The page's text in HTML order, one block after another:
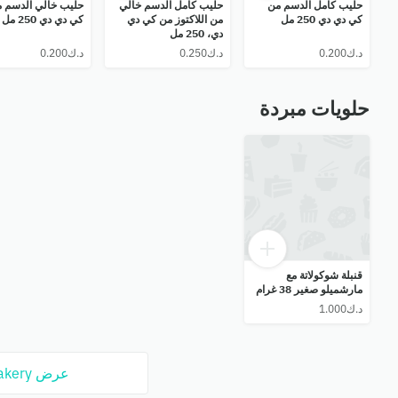
حليب كامل الدسم من
كي دي دي 250 مل
حليب كامل الدسم خالي
من اللاكتوز من كي دي
دي، 250 مل
حليب خالي الدسم
كي دي دي 250 مل
حلويات مبردة
قنبلة شوكولاتة مع
مارشميلو صغير 38 غرام
عرض Bakery